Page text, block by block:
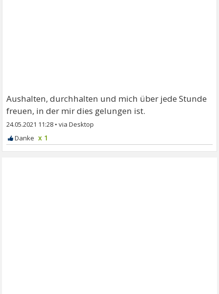
Aushalten, durchhalten und mich über jede Stunde
freuen, in der mir dies gelungen ist.
24.05.2021 11:28 •
x 1